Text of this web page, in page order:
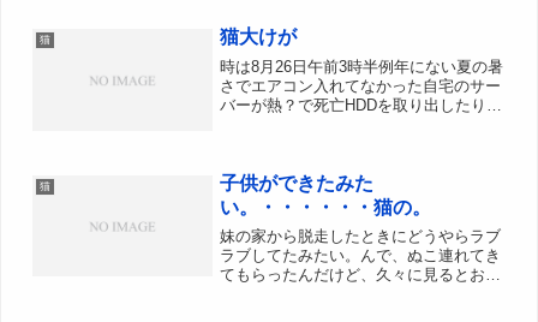
きたので、それまで使っていた固まる砂
タイプの猫トイレと置き換...
猫 猫大けが
時は8月26日午前3時半例年にない夏の暑
さでエアコン入れてなかった自宅のサー
バーが熱？で死亡HDDを取り出したり電
ップPCを放置して...
猫
子供ができたみた
い。・・・・・・猫の。
妹の家から脱走したときにどうやらラブ
ラブしてたみたい。んで、ぬこ連れてき
てもらったんだけど、久々に見るとお腹